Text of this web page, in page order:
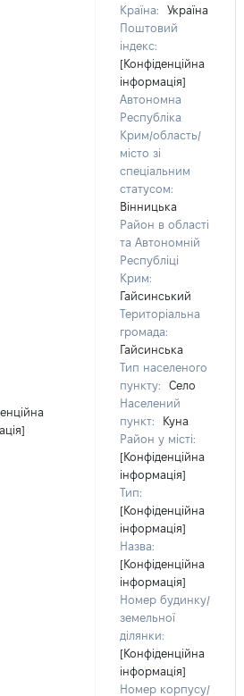
Країна:
Україна
Поштовий
індекс:
[Конфіденційна
інформація]
Автономна
Республіка
Крим/область/
місто зі
спеціальним
статусом:
Вінницька
Район в області
та Автономній
Республіці
Крим:
Гайсинський
Територіальна
громада:
Гайсинська
Тип населеного
пункту:
Село
Населений
пункт:
Куна
Район у місті:
[Конфіденційна
інформація]
Тип:
[Конфіденційна
інформація]
Назва:
[Конфіденційна
інформація]
Номер будинку/
земельної
ділянки:
[Конфіденційна
інформація]
Номер корпусу/